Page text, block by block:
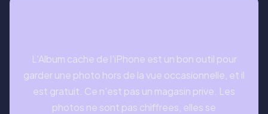
L'Album cache de l'iPhone est un bon outil pour
garder une photo hors de la vue occasionnelle, et il
est gratuit. Ce n'est pas un magasin prive. Les
photos ne sont pas chiffrees, elles se